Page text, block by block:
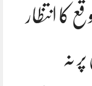
انتظار
نہ